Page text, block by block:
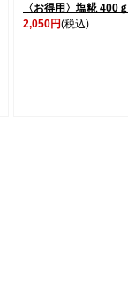
〈お得用〉塩糀 400ｇ
2,050円(税込)